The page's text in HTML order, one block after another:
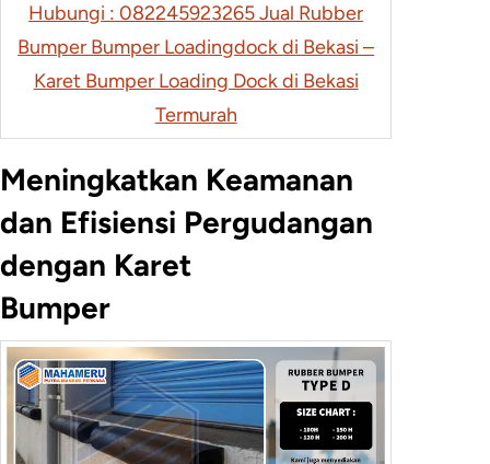
Hubungi : 082245923265 Jual Rubber
Bumper Bumper Loadingdock di Bekasi –
Karet Bumper Loading Dock di Bekasi
Termurah
Meningkatkan Keamanan
dan Efisiensi Pergudangan
dengan Karet
Bumper